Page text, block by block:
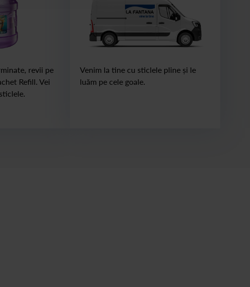
revii pe
Refill. Vei
Venim la tine cu sticlele pline și le
luăm pe cele goale.